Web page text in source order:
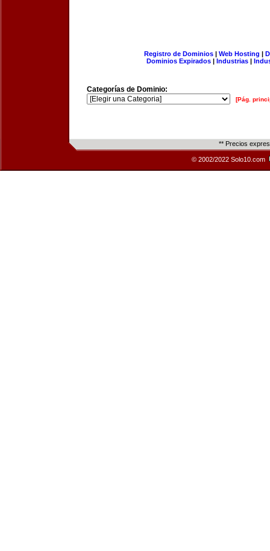
Registro de Dominios| Web Hosting |
Dominios Expirados | Industrias |
Categorías de Dominio:
[Pág.
** Precios
© 2002/2022 Solo10.com